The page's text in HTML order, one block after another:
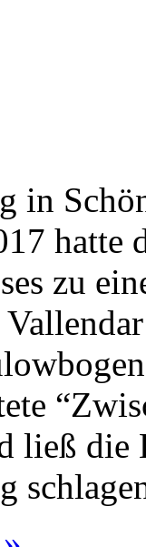
in
zu
ließ